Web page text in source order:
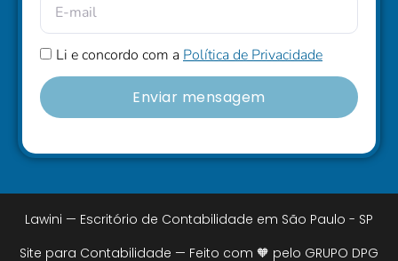
Li e concordo com a Política de Privacidade
Enviar mensagem
Lawini — Escritório de Contabilidade em São Paulo - SP
Site para Contabilidade — Feito com 🧡 pelo GRUPO DPG